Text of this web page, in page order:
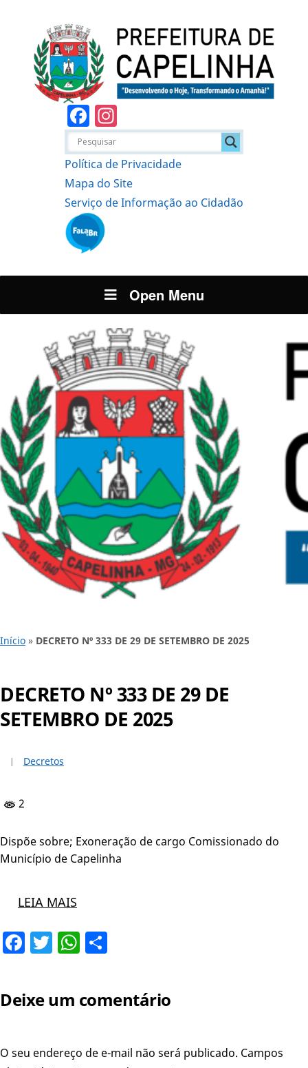
Facebook
Política de Privacidade
Mapa do Site
Serviço de Informação ao Cidadão
Open Menu
Início » DECRETO Nº 333 DE 29 DE SETEMBRO DE 2025
DECRETO Nº 333 DE 29 DE
SETEMBRO DE 2025
Decretos
2
Dispõe sobre; Exoneração de cargo Comissionado do
Município de Capelinha
LEIA MAIS
Facebook
TwitterWhatsApp
Deixe um comentário
O seu endereço de e-mail não será publicado. Campos